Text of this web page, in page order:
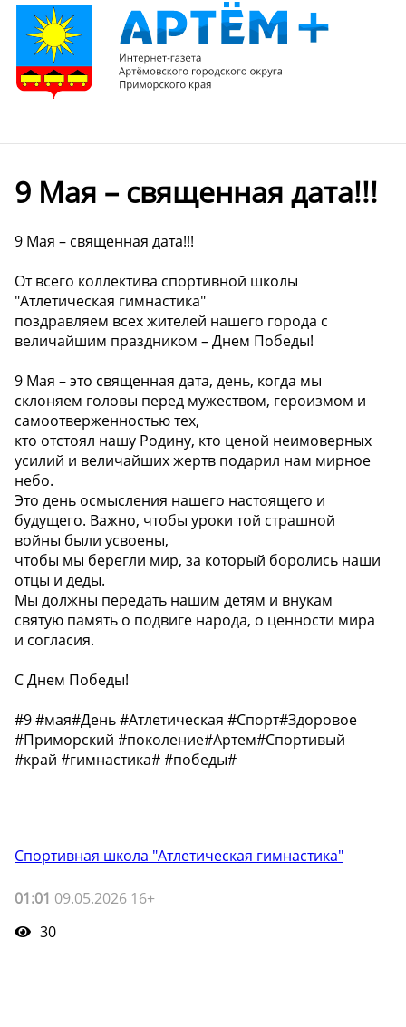
9 Мая – священная дата!!!
9 Мая – священная дата!!!
От всего коллектива спортивной школы
"Атлетическая гимнастика"
поздравляем всех жителей нашего города с
величайшим праздником – Днем Победы!
9 Мая – это священная дата, день, когда мы
склоняем головы перед мужеством, героизмом и
самоотверженностью тех,
кто отстоял нашу Родину, кто ценой неимоверных
усилий и величайших жертв подарил нам мирное
небо.
Это день осмысления нашего настоящего и
будущего. Важно, чтобы уроки той страшной
войны были усвоены,
чтобы мы берегли мир, за который боролись наши
отцы и деды.
Мы должны передать нашим детям и внукам
святую память о подвиге народа, о ценности мира
и согласия.
С Днем Победы!
#9 #мая#День #Атлетическая #Спорт#Здоровое
#Приморский #поколение#Артем#Спортивый
#край #гимнастика# #победы#
Спортивная школа "Атлетическая гимнастика"
01:01 09.05.2026 16+
30